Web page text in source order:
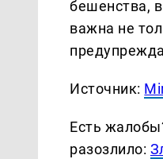
бешенства,
важна не
Источник:
Есть
разозлило: